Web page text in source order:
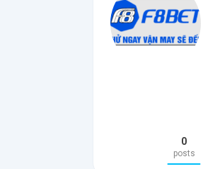
0
posts